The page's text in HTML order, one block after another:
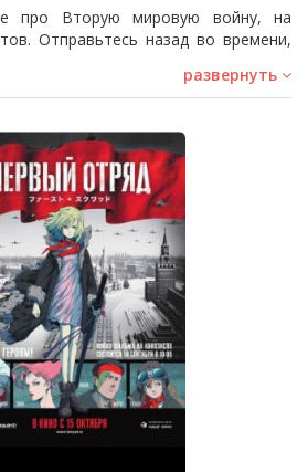
про Вторую мировую войну, на
Отправьтесь назад во времени,
точки зрения. Аниме в этом рейтинге
они, так или иначе, связаны со
Здесь есть "Zipang", "First Squad",
другое. Голосуйте за достойные
их в топе!
развернуть